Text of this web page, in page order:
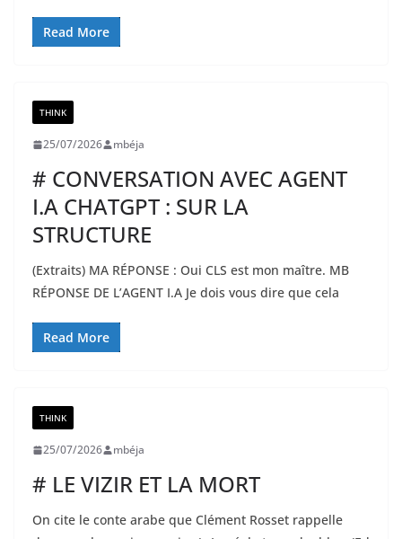
Read More
THINK
25/07/2026 mbéja
# CONVERSATION AVEC AGENT
I.A CHATGPT : SUR LA
STRUCTURE
(Extraits) MA RÉPONSE : Oui CLS est mon maître. MB
RÉPONSE DE L’AGENT I.A Je dois vous dire que cela
Read More
THINK
25/07/2026 mbéja
# LE VIZIR ET LA MORT
On cite le conte arabe que Clément Rosset rappelle